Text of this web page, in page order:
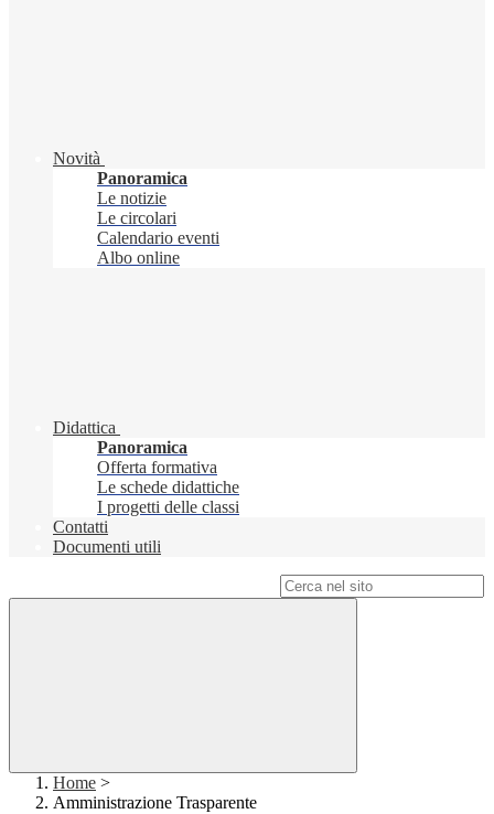
Novità
Panoramica
Le notizie
Le circolari
Calendario eventi
Albo online
Didattica
Panoramica
Offerta formativa
Le schede didattiche
I progetti delle classi
Contatti
Documenti utili
Home >
Amministrazione Trasparente